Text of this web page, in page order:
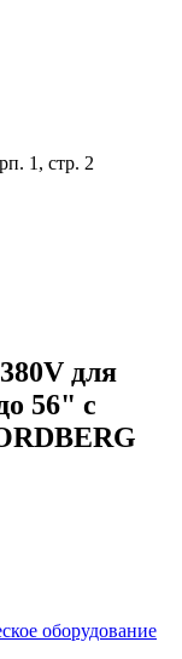
1, стр. 2
для
56" с
оборудование